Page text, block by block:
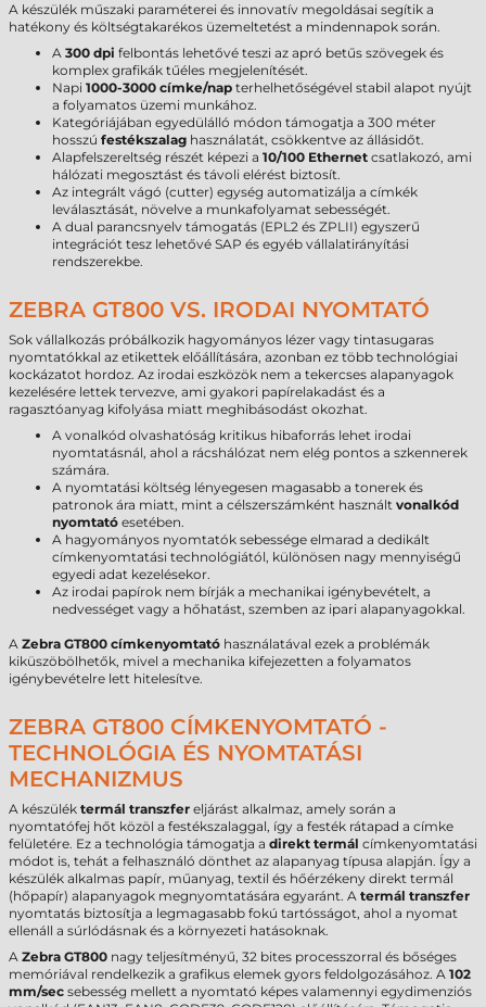
A készülék műszaki paraméterei és innovatív megoldásai segítik a
hatékony és költségtakarékos üzemeltetést a mindennapok során.
A 300 dpi felbontás lehetővé teszi az apró betűs szövegek és
komplex grafikák tűéles megjelenítését.
Napi 1000-3000 címke/nap terhelhetőségével stabil alapot nyújt
a folyamatos üzemi munkához.
Kategóriájában egyedülálló módon támogatja a 300 méter
hosszú festékszalag használatát, csökkentve az állásidőt.
Alapfelszereltség részét képezi a 10/100 Ethernet csatlakozó, ami
hálózati megosztást és távoli elérést biztosít.
Az integrált vágó (cutter) egység automatizálja a címkék
leválasztását, növelve a munkafolyamat sebességét.
A dual parancsnyelv támogatás (EPL2 és ZPLII) egyszerű
integrációt tesz lehetővé SAP és egyéb vállalatirányítási
rendszerekbe.
ZEBRA GT800 VS. IRODAI NYOMTATÓ
Sok vállalkozás próbálkozik hagyományos lézer vagy tintasugaras
nyomtatókkal az etikettek előállítására, azonban ez több technológiai
kockázatot hordoz. Az irodai eszközök nem a tekercses alapanyagok
kezelésére lettek tervezve, ami gyakori papírelakadást és a
ragasztóanyag kifolyása miatt meghibásodást okozhat.
A vonalkód olvashatóság kritikus hibaforrás lehet irodai
nyomtatásnál, ahol a rácshálózat nem elég pontos a szkennerek
számára.
A nyomtatási költség lényegesen magasabb a tonerek és
patronok ára miatt, mint a célszerszámként használt vonalkód
nyomtató esetében.
A hagyományos nyomtatók sebessége elmarad a dedikált
címkenyomtatási technológiától, különösen nagy mennyiségű
egyedi adat kezelésekor.
Az irodai papírok nem bírják a mechanikai igénybevételt, a
nedvességet vagy a hőhatást, szemben az ipari alapanyagokkal.
A Zebra GT800 címkenyomtató használatával ezek a problémák
kiküszöbölhetők, mivel a mechanika kifejezetten a folyamatos
igénybevételre lett hitelesítve.
ZEBRA GT800 CÍMKENYOMTATÓ -
TECHNOLÓGIA ÉS NYOMTATÁSI
MECHANIZMUS
A készülék termál transzfer eljárást alkalmaz, amely során a
nyomtatófej hőt közöl a festékszalaggal, így a festék rátapad a címke
felületére. Ez a technológia támogatja a direkt termál címkenyomtatási
módot is, tehát a felhasználó dönthet az alapanyag típusa alapján. Így a
készülék alkalmas papír, műanyag, textil és hőérzékeny direkt termál
(hőpapír) alapanyagok megnyomtatására egyaránt. A termál transzfer
nyomtatás biztosítja a legmagasabb fokú tartósságot, ahol a nyomat
ellenáll a súrlódásnak és a környezeti hatásoknak.
A Zebra GT800 nagy teljesítményű, 32 bites processzorral és bőséges
memóriával rendelkezik a grafikus elemek gyors feldolgozásához. A 102
mm/sec sebesség mellett a nyomtató képes valamennyi egydimenziós